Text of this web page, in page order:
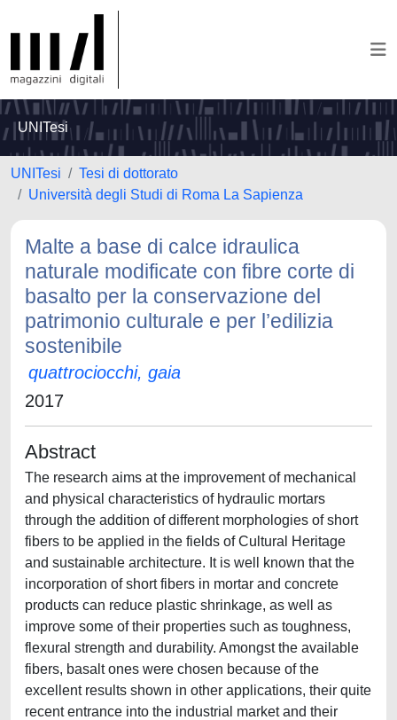
UNITesi
UNITesi
Tesi di dottorato
Università degli Studi di Roma La Sapienza
Malte a base di calce idraulica
naturale modificate con fibre corte di
basalto per la conservazione del
patrimonio culturale e per l’edilizia
sostenibile
quattrociocchi, gaia
2017
Abstract
The research aims at the improvement of mechanical
and physical characteristics of hydraulic mortars
through the addition of different morphologies of short
fibers to be applied in the fields of Cultural Heritage
and sustainable architecture. It is well known that the
incorporation of short fibers in mortar and concrete
products can reduce plastic shrinkage, as well as
improve some of their properties such as toughness,
flexural strength and durability. Amongst the available
fibers, basalt ones were chosen because of the
excellent results shown in other applications, their quite
recent entrance into the industrial market and their